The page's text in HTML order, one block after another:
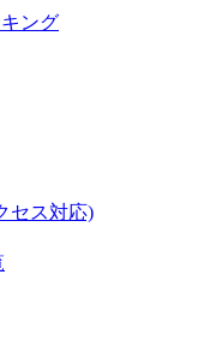
ング
セス対応)